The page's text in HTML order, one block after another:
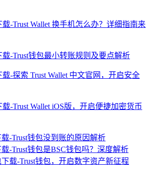
载-Trust Wallet 换手机怎么办？详细指南来
载-Trust钱包最小转账规则及要点解析
-探索 Trust Wallet 中文官网，开启安全
-Trust Wallet iOS版，开启便捷加密货币
-Trust钱包没到账的原因解析
-Trust钱包是BSC钱包吗？深度解析
载-Trust钱包，开启数字资产新征程